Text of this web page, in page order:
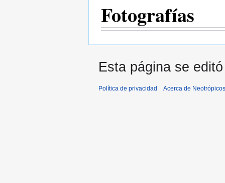
Fotografías
Esta página se
Política de privacidad Acerca de Neotrópicos